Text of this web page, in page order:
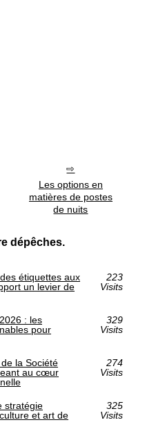
Les options en
matières de postes
de nuits
dépêches.
étiquettes aux
un levier de
223
Visits
: les
pour
329
Visits
la Société
au cœur
274
Visits
stratégie
et art de
325
Visits